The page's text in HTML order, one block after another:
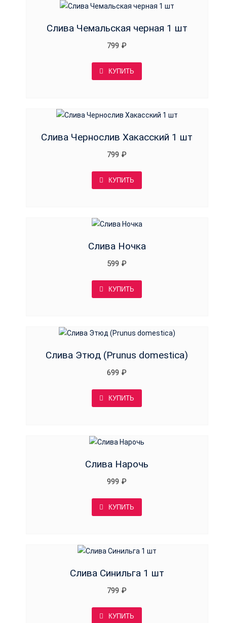
Слива Чемальская черная 1 шт
799 ₽
КУПИТЬ
Слива Чернослив Хакасский 1 шт
799 ₽
КУПИТЬ
Слива Ночка
599 ₽
КУПИТЬ
Слива Этюд (Prunus domestica)
699 ₽
КУПИТЬ
Слива Нарочь
999 ₽
КУПИТЬ
Слива Синильга 1 шт
799 ₽
КУПИТЬ